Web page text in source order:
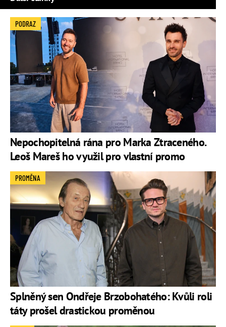
Nepochopitelná rána pro Marka Ztraceného.
Leoš Mareš ho využil pro vlastní promo
PODRAZ
Splněný sen Ondřeje Brzobohatého: Kvůli roli
táty prošel drastickou proměnou
PROMĚNA